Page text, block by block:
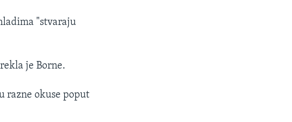
"stvaraju
je Borne.
razne okuse poput